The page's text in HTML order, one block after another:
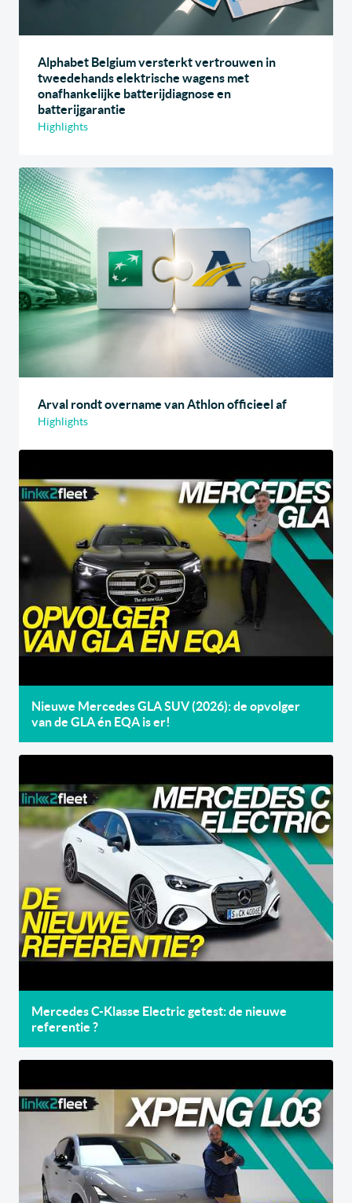
Alphabet Belgium versterkt vertrouwen in
tweedehands elektrische wagens met
onafhankelijke batterijdiagnose en
batterijgarantie
Highlights
Arval rondt overname van Athlon officieel af
Highlights
Nieuwe Mercedes GLA SUV (2026): de opvolger
van de GLA én EQA is er!
Mercedes C-Klasse Electric getest: de nieuwe
referentie ?